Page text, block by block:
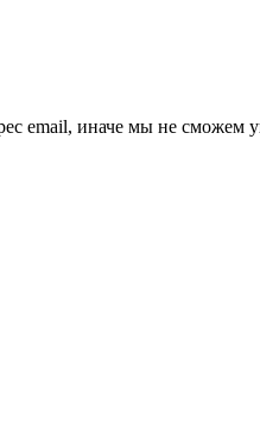
email, иначе мы не сможем